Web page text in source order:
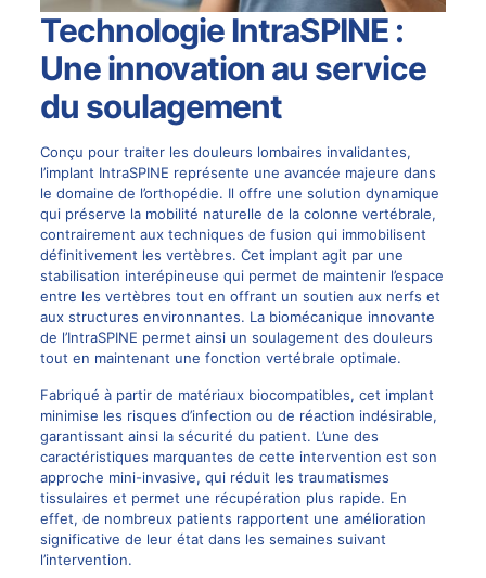
Technologie IntraSPINE :
Une innovation au service
du soulagement
Conçu pour traiter les douleurs lombaires invalidantes,
l’implant IntraSPINE représente une avancée majeure dans
le domaine de l’orthopédie. Il offre une solution dynamique
qui préserve la mobilité naturelle de la colonne vertébrale,
contrairement aux techniques de fusion qui immobilisent
définitivement les vertèbres. Cet implant agit par une
stabilisation interépineuse qui permet de maintenir l’espace
entre les vertèbres tout en offrant un soutien aux nerfs et
aux structures environnantes. La biomécanique innovante
de l’IntraSPINE permet ainsi un soulagement des douleurs
tout en maintenant une fonction vertébrale optimale.
Fabriqué à partir de matériaux biocompatibles, cet implant
minimise les risques d’infection ou de réaction indésirable,
garantissant ainsi la sécurité du patient. L’une des
caractéristiques marquantes de cette intervention est son
approche mini-invasive, qui réduit les traumatismes
tissulaires et permet une récupération plus rapide. En
effet, de nombreux patients rapportent une amélioration
significative de leur état dans les semaines suivant
l’intervention.